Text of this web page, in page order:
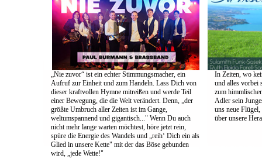
„Nie zuvor“ ist ein echter Stimmungsmacher, ein
Aufruf zur Einheit und zum Handeln. Lass Dich von
dieser kraftvollen Hymne mitreißen und werde Teil
einer Bewegung, die die Welt verändert. Denn, „der
größte Umbruch aller Zeiten ist im Gange,
weltumspannend und gigantisch..." Wenn Du auch
nicht mehr lange warten möchtest, höre jetzt rein,
spüre die Energie des Wandels und „reih‘ Dich ein als
Glied in unsere Kette" mit der das Böse gebunden
wird, „jede Wette!"
In Zeiten, wo
und alles vorbei
zum
Adler sein
uns neue
über unsere